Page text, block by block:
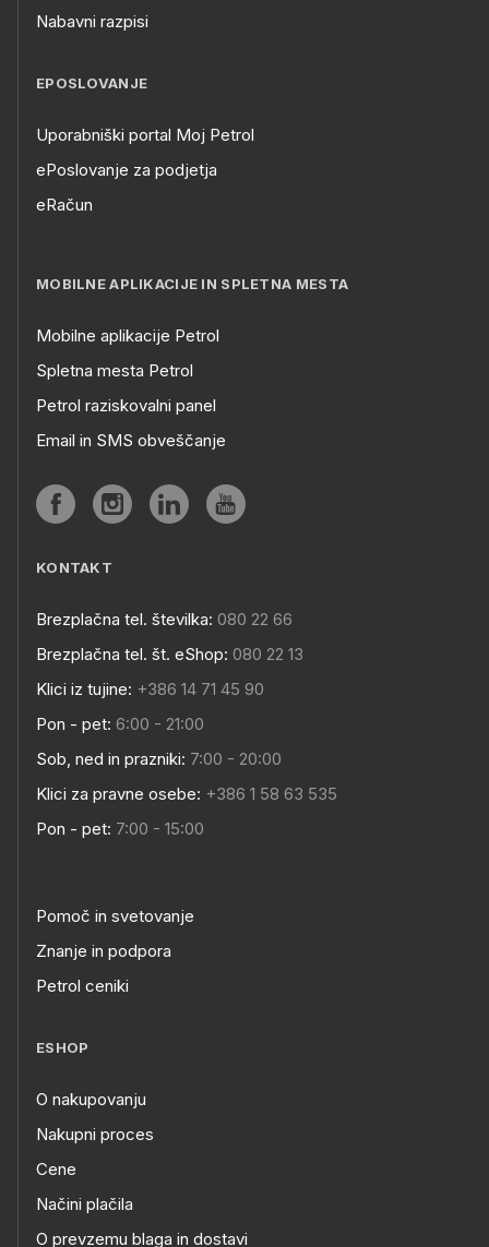
Nabavni razpisi
EPOSLOVANJE
Uporabniški portal Moj Petrol
ePoslovanje za podjetja
eRačun
MOBILNE APLIKACIJE IN SPLETNA MESTA
Mobilne aplikacije Petrol
Spletna mesta Petrol
Petrol raziskovalni panel
Email in SMS obveščanje
KONTAKT
Brezplačna tel. številka: 080 22 66
Brezplačna tel. št. eShop: 080 22 13
Klici iz tujine: +386 14 71 45 90
Pon - pet: 6:00 - 21:00
Sob, ned in prazniki: 7:00 - 20:00
Klici za pravne osebe: +386 1 58 63 535
Pon - pet: 7:00 - 15:00
Pomoč in svetovanje
Znanje in podpora
Petrol ceniki
ESHOP
O nakupovanju
Nakupni proces
Cene
Načini plačila
O prevzemu blaga in dostavi